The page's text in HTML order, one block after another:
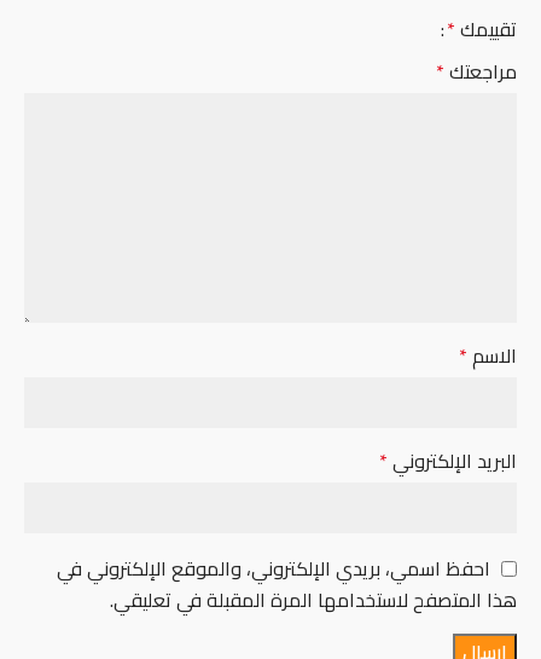
تقييمك*
مراجعتك*
الاسم*
البريد الإلكتروني*
احفظ اسمي، بريدي الإلكتروني، والموقع الإلكتروني في
هذا المتصفح لاستخدامها المرة المقبلة في تعليقي.